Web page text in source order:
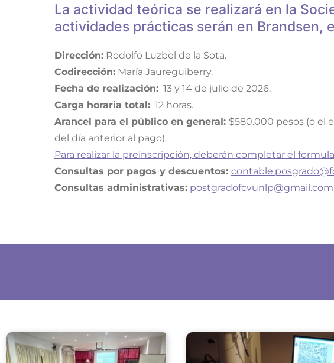
La actividad teórica se realizará en la
actividades prácticas serán en Brandsen,
Dirección: Rodolfo Luzbel de la Sota.
Codirección: María Jaureguiberry.
Fecha de realización: 13 y 14 de julio de 2026.
Carga horaria total: 12 horas.
Arancel para el público en general: $580.000 pesos (o el
del día anterior al pago).
Para realizar la preinscripción, deberán completar el
Consultas por pagos y descuentos:
Consultas administrativas: postgradofcvunlp@gmail.com